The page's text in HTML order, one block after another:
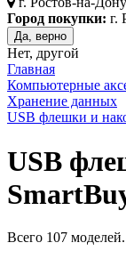
Город покупки: г.
Да, верно
Нет, другой
Главная
Компьютерные
Хранение данных
USB флешки и
USB
Всего 107